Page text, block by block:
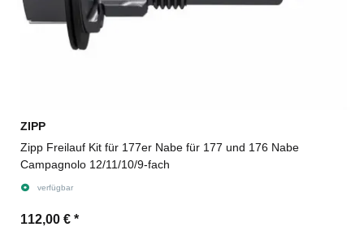
ZIPP
Zipp Freilauf Kit für 177er Nabe für 177 und 176 Nabe
Campagnolo 12/11/10/9-fach
verfügbar
112,00 € *